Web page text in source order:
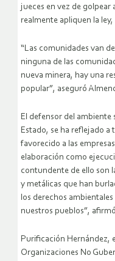
jueces en vez de golpear
realmente apliquen la
“Las comunidades van
ninguna de las
nueva minera, hay una
popular”, aseguró
El defensor del ambiente
Estado, se ha reflejado a
favorecido a las
elaboración como
contundente de ello son
y metálicas que han
los derechos
nuestros pueblos”,
Purificación Hernández,
Organizaciones No